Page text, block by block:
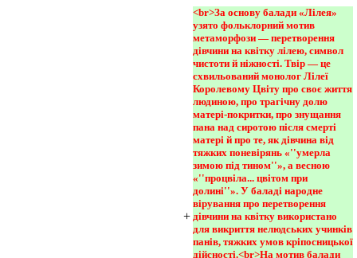
+
<br>За основу балади «Лілея»
узято фольклорний мотив
метаморфози — перетворення
дівчини на квітку лілею, символ
чистоти й ніжності. Твір — це
схвильований монолог Лілеї
Королевому Цвіту про своє життя
людиною, про трагічну долю
матері-покритки, про знущання
пана над сиротою після смерті
матері й про те, як дівчина від
тяжких поневірянь «''умерла
зимою під тином''», а весною
«''процвіла... цвітом при
долині''». У баладі народне
вірування про перетворення
дівчини на квітку використано
для викриття нелюдських учинків
панів, тяжких умов кріпосницької
дійсності.<br>На мотив балади